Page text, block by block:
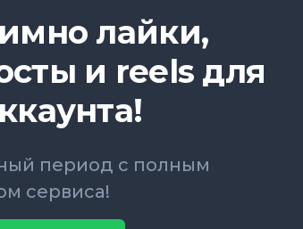
лайки,
и reels для
период с полным
сервиса!